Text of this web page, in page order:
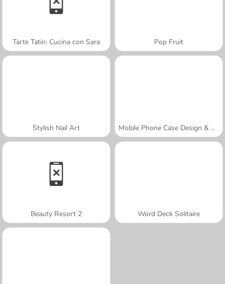
Tarte Tatin: Cucina con Sara Pop Fruit
Stylish Nail Art Mobile Phone Case Design & DIY
Beauty Resort 2 Word Deck Solitaire